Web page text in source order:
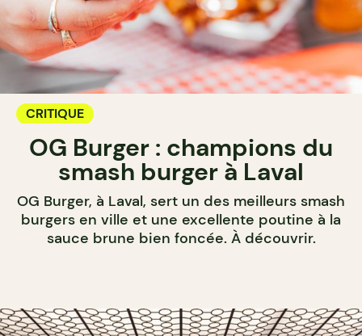
CRITIQUE
OG Burger : champions du
smash burger à Laval
OG Burger, à Laval, sert un des meilleurs smash
burgers en ville et une excellente poutine à la
sauce brune bien foncée. À découvrir.